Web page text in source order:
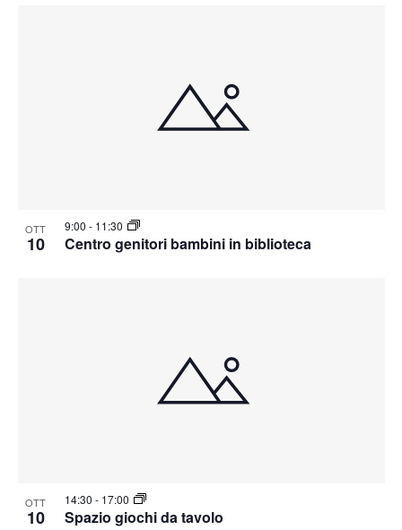
OTT
10 Centro genitori bambini in biblioteca
9:00 - 11:30
OTT
10 Spazio giochi da tavolo
14:30 - 17:00